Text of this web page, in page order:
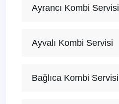
Ayrancı Kombi Servisi
Ayvalı Kombi Servisi
Bağlıca Kombi Servisi